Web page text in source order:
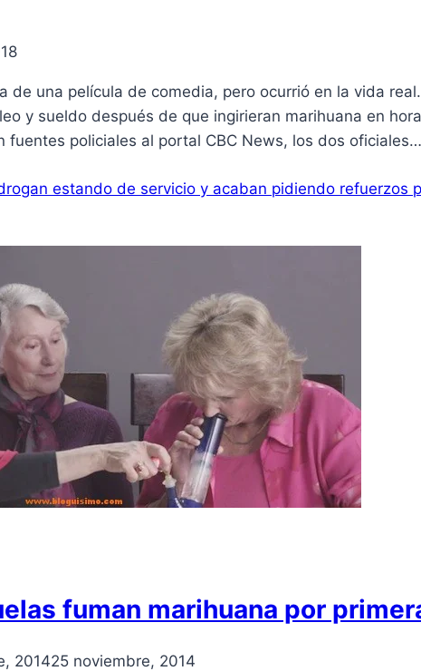
de una película de comedia, pero ocurrió en la vida
y sueldo después de que ingirieran marihuana en
fuentes policiales al portal CBC News, los dos oficiales…
estando de servicio y acaban pidiendo refuerzos
fuman marihuana por
201425 noviembre, 2014